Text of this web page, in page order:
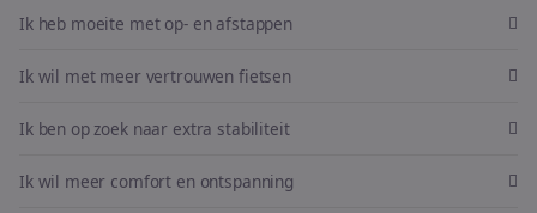
Ik heb moeite met op- en afstappen
Ik wil met meer vertrouwen fietsen
Ik ben op zoek naar extra stabiliteit
Ik wil meer comfort en ontspanning